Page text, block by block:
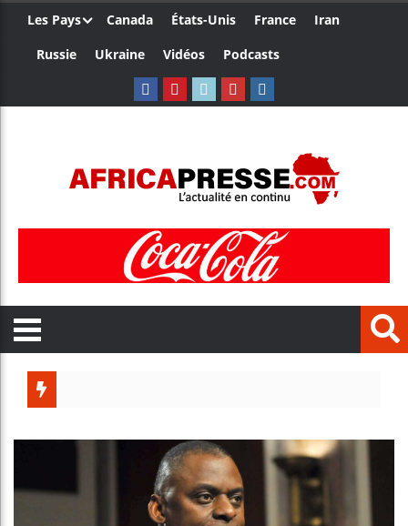
Les Pays Canada États-Unis France
Iran
Russie
Ukraine Vidéos Podcasts